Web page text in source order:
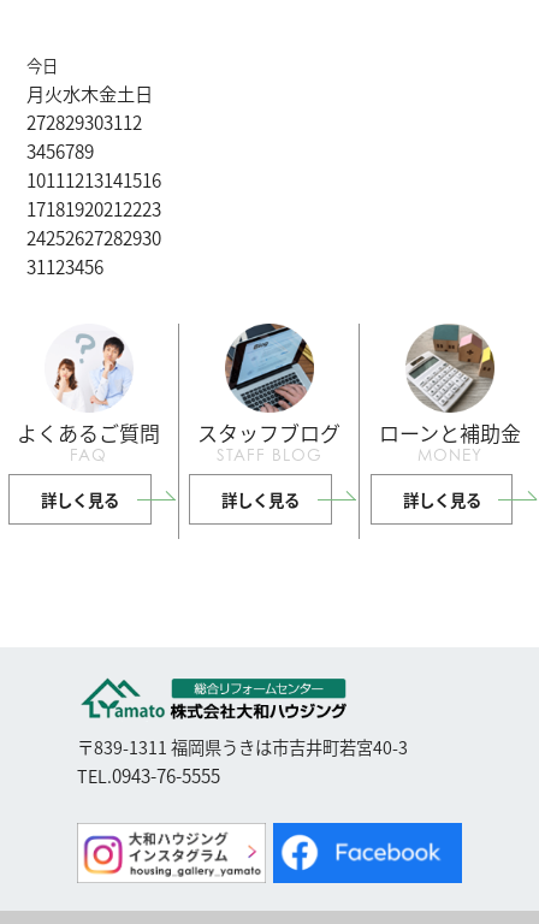
今日
月火水木金土日
272829303112
3456789
10111213141516
17181920212223
24252627282930
31123456
よくあるご質問
FAQ
詳しく見る
スタッフブログ
STAFF BLOG
詳しく見る
ローンと補助金
MONEY
詳しく見る
〒839-1311 福岡県うきは市吉井町若宮40-3
TEL.0943-76-5555